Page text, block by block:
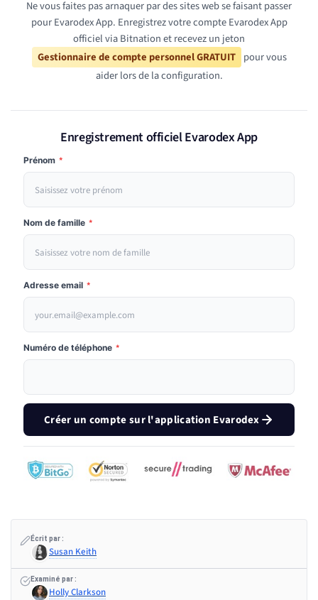
Ne vous faites pas arnaquer par des sites web se faisant passer
pour Evarodex App. Enregistrez votre compte Evarodex App
officiel via Bitnation et recevez un jeton
Gestionnaire de compte personnel GRATUIT pour vous
aider lors de la configuration.
Enregistrement officiel Evarodex App
Prénom *
Nom de famille *
Adresse email *
Numéro de téléphone *
Créer un compte sur l'application Evarodex
Écrit par :
Susan Keith
Examiné par :
Holly Clarkson